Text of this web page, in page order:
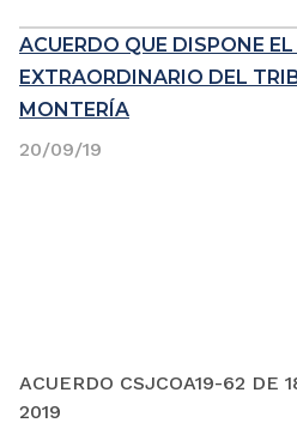
ACUERDO QUE DISPONE EL
EXTRAORDINARIO DEL
MONTERÍA
ACUERDO CSJCOA19-62 DE
2019
20/09/19